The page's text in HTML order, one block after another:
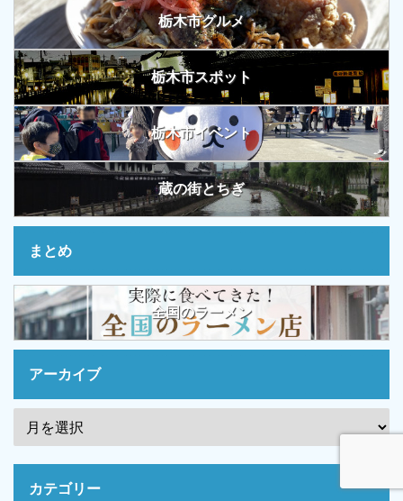
栃木市グルメ
栃木市スポット
栃木市イベント
蔵の街とちぎ
まとめ
全国のラーメン
アーカイブ
カテゴリー